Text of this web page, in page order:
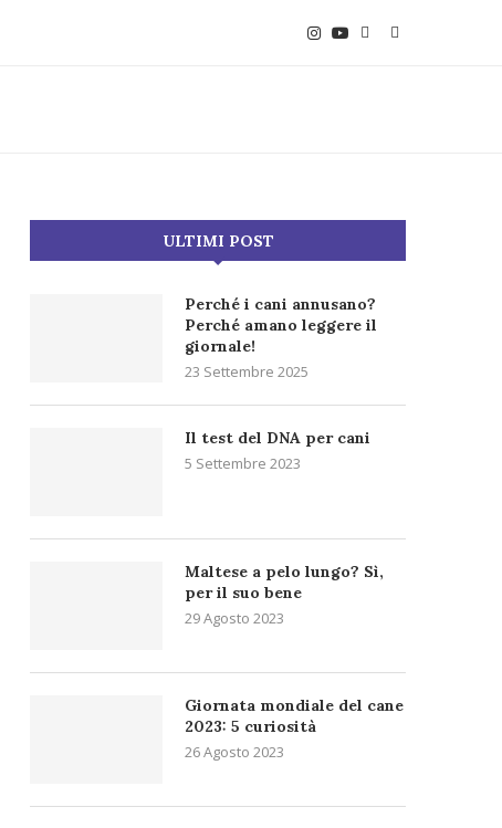
ULTIMI POST
Perché i cani annusano?
Perché amano leggere il
giornale!
23 Settembre 2025
Il test del DNA per cani
5 Settembre 2023
Maltese a pelo lungo? Sì,
per il suo bene
29 Agosto 2023
Giornata mondiale del cane
2023: 5 curiosità
26 Agosto 2023